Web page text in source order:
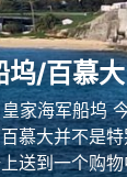
坞/百慕大
家海军船坞
慕大并不是
送到一个购